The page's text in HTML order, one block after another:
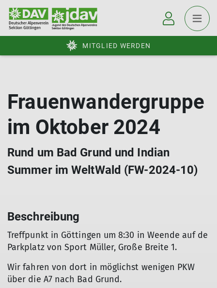
MITGLIED WERDEN
Frauenwandergruppe
im Oktober 2024
Rund um Bad Grund und Indian
Summer im WeltWald (FW-2024-10)
Beschreibung
Treffpunkt in Göttingen um 8:30 in Weende auf de
Parkplatz von Sport Müller, Große Breite 1.
Wir fahren von dort in möglichst wenigen PKW
über die A7 nach Bad Grund.